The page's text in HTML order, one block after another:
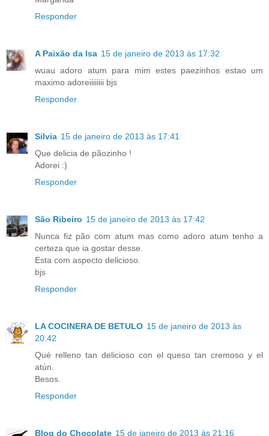
Responder
A Paixão da Isa 15 de janeiro de 2013 às 17:32
wuau adoro atum para mim estes paezinhos estao um
maximo adoreiiiiiiii bjs
Responder
Silvia 15 de janeiro de 2013 às 17:41
Que delicia de pãozinho !
Adorei :)
Responder
São Ribeiro 15 de janeiro de 2013 às 17:42
Nunca fiz pão com atum mas como adoro atum tenho a
certeza que ia gostar desse.
Esta com aspecto delicioso.
bjs
Responder
LA COCINERA DE BETULO 15 de janeiro de 2013 às
20:42
Qué relleno tan delicioso con el queso tan cremoso y el
atún.
Besos.
Responder
Blog do Chocolate 15 de janeiro de 2013 às 21:16